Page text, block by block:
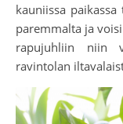
kauniissa
paremmalta ja
rapujuhliin niin
ravintolan